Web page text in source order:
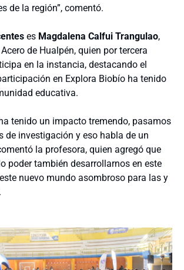
de la región”, comentó.
es Magdalena Calfui Trangulao,
de Hualpén, quien por tercera
en la instancia, destacando el
en Explora Biobío ha tenido
educativa.
tenido un impacto tremendo, pasamos
de investigación y eso habla de un
la profesora, quien agregó que
poder también desarrollarnos en este
nuevo mundo asombroso para las y